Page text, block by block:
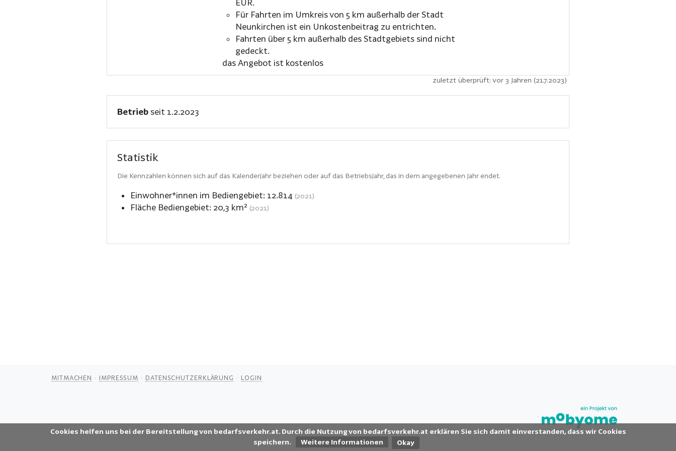
Cookies helfen uns bei der Bereitstellung von bedarfsverkehr.at. Durch die Nutzung von bedarfsverkehr.at erklären Sie sich damit einverstanden, dass wir Cookies
speichern.
Weitere Informationen
EUR.
Für Fahrten im Umkreis von 5 km außerhalb der Stadt
Neunkirchen ist ein Unkostenbeitrag zu entrichten.
Fahrten über 5 km außerhalb des Stadtgebiets sind nicht
gedeckt.
das Angebot ist kostenlos
zuletzt überprüft: vor 3 Jahren (21.7.2023)
Betrieb seit 1.2.2023
Statistik
Die Kennzahlen können sich auf das Kalenderjahr beziehen oder auf das Betriebsjahr, das in dem angegebenen Jahr endet.
Einwohner*innen im Bediengebiet: 12.814 (2021)
Fläche Bediengebiet: 20,3 km² (2021)
MITMACHEN IMPRESSUM DATENSCHUTZERKLÄRUNG LOGIN